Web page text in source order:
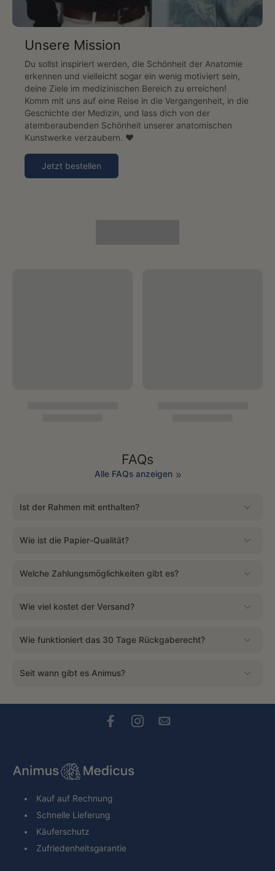
Unsere Mission
Du sollst inspiriert werden, die Schönheit der Anatomie
erkennen und vielleicht sogar ein wenig motiviert sein,
deine Ziele im medizinischen Bereich zu erreichen!
Komm mit uns auf eine Reise in die Vergangenheit, in die
Geschichte der Medizin, und lass dich von der
atemberaubenden Schönheit unserer anatomischen
Kunstwerke verzaubern. ♥️
Jetzt bestellen
FAQs
Alle FAQs anzeigen
Ist der Rahmen mit enthalten?
Wie ist die Papier-Qualität?
Welche Zahlungsmöglichkeiten gibt es?
Wie viel kostet der Versand?
Wie funktioniert das 30 Tage Rückgaberecht?
Seit wann gibt es Animus?
Kauf auf Rechnung
Schnelle Lieferung
Käuferschutz
Zufriedenheitsgarantie